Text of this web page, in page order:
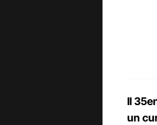
Il
un